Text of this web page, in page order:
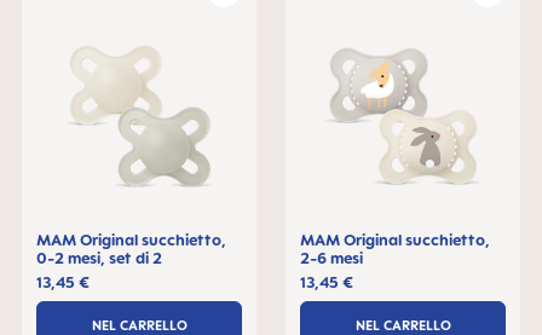
MAM Original succhietto,
0-2 mesi, set di 2
13,45 €
NEL CARRELLO
MAM Original succhietto,
2-6 mesi
13,45 €
NEL CARRELLO